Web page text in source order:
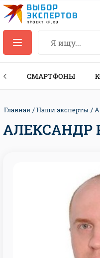
СМАРТФОНЫ
Главная Наши эксперты